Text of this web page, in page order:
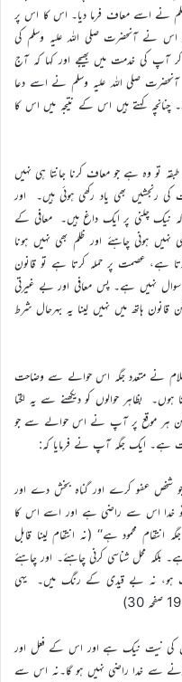
نے اسے معاف فرما دیا۔ اس کا اس پر
اس نے آنحضرت صلی اللہ علیہ وسلم کی
آپ کی خدمت میں بھیجے اور کہا کہ آج
آنحضرت صلی اللہ علیہ وسلم نے اسے دعا
کہتے ہیں اس کے نتیجہ میں اس کا
تو وہ ہے جو معاف کرنا جانتا ہی نہیں
رنجشیں بھی یاد رکھی ہوئی ہیں۔ اور
چلنی پر ایک داغ ہیں۔ معافی کے
ہونی چاہئے اور ظلم بھی نہیں ہونا
ہے، عصمت پر حملہ کرتا ہے تو قانون
سوال نہیں ہے۔ پس معافی اور بے غیرتی
ہاتھ میں نہیں لینا یہ بہرحال شرط
نے متعدد جگہ اس حوالے سے وضاحت
بظاہر حوالوں کو دیکھنے سے یہ لگتا
ہر موقع پر آپ نے اس حوالے سے جو
ہے۔ ایک جگہ آپ نے فرمایا کہ:
جو شخص عفو کرے اور گناہ بخش دے اور
تو خدا اس سے راضی ہے اور اسے اس کا
محمود ہے‘‘ (نہ انتقام لینا قابل
محل شناسی کرنی چاہئے۔ اور چاہئے
ہو، نہ بے قیدی کے رنگ میں۔ یہی
کی نیت نیک ہے اور اس کے فعل اور
سے خدا راضی نہیں ہو گا۔نہ اس سے